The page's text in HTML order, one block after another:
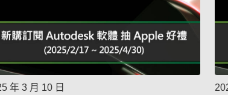
年 3 月 10 日